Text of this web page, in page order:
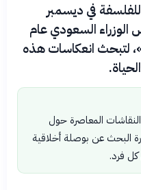
في ديسمبر
الوزراء السعودي عام
لتبحث انعكاسات هذه
المعاصرة حول
البحث عن بوصلة أخلاقية
فرد.